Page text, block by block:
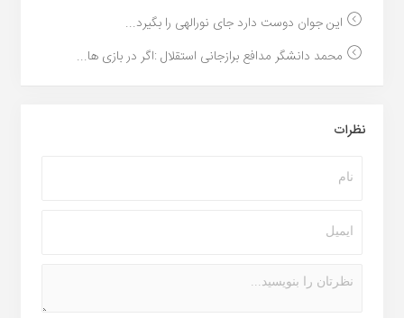
این جوان دوست دارد جای نورالهی را بگیرد...
محمد دانشگر مدافع برازجانی استقلال :اگر در بازی ها...
نظرات